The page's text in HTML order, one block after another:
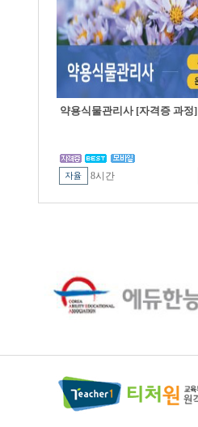
약용식물관리사 [자격증 과정]
8시간